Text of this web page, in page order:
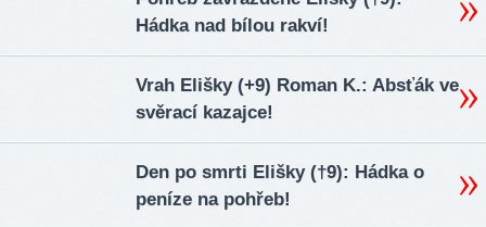
Hádka nad bílou rakví!
Vrah Elišky (+9) Roman K.: Absťák ve
svěrací kazajce!
Den po smrti Elišky (†9): Hádka o
peníze na pohřeb!